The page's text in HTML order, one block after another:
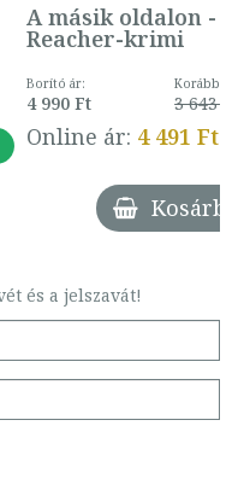
A másik oldalon -
Reacher-krimi
Borító ár:
4 990 Ft
Korábbi
3 643 Ft
Online ár: 4 491 Ft
Kosárba
és a jelszavát!